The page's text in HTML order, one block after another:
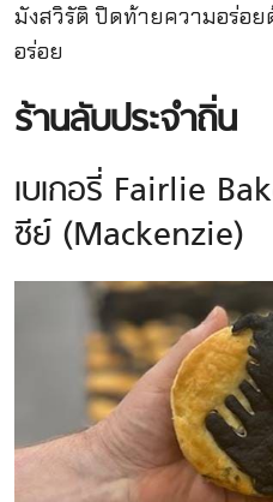
มังสวิรัติ ปิดท้ายความอร่อ
อร่อย
ร้านลับประจำถิ่น
เบเกอรี่ Fairlie
ซีย์ (Mackenzie)